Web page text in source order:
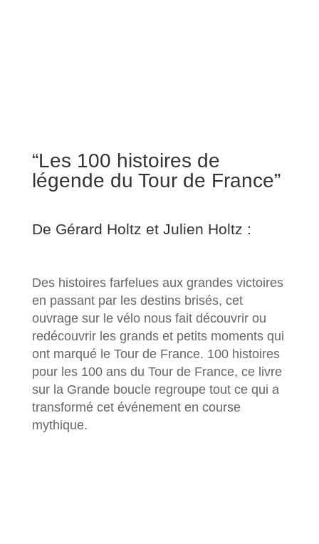
“Les 100 histoires de
légende du Tour de France”
De Gérard Holtz et Julien Holtz :
Des histoires farfelues aux grandes victoires
en passant par les destins brisés, cet
ouvrage sur le vélo nous fait découvrir ou
redécouvrir les grands et petits moments qui
ont marqué le Tour de France. 100 histoires
pour les 100 ans du Tour de France, ce livre
sur la Grande boucle regroupe tout ce qui a
transformé cet événement en course
mythique.